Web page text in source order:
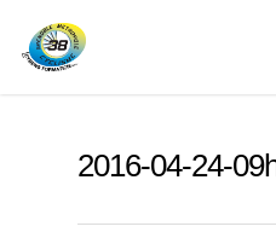
2016-04-24-